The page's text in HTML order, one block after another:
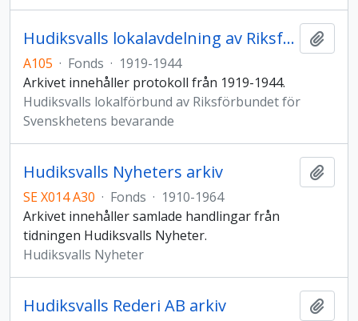
Hudiksvalls lokalavdelning av Riksförbundet för Svenskhetens bevarande arkiv
A105 · Fonds · 1919-1944
Arkivet innehåller protokoll från 1919-1944.
Hudiksvalls lokalförbund av Riksförbundet för
Svenskhetens bevarande
Hudiksvalls Nyheters arkiv
SE X014 A30 · Fonds · 1910-1964
Arkivet innehåller samlade handlingar från
tidningen Hudiksvalls Nyheter.
Hudiksvalls Nyheter
Hudiksvalls Rederi AB arkiv